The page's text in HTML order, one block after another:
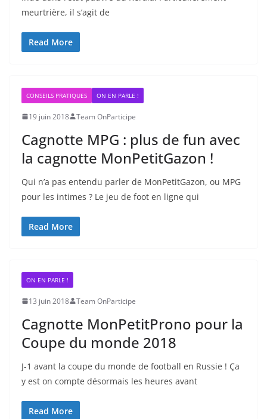
meurtrière, il s’agit de
Read More
CONSEILS PRATIQUES ON EN PARLE !
19 juin 2018 Team OnParticipe
Cagnotte MPG : plus de fun avec
la cagnotte MonPetitGazon !
Qui n’a pas entendu parler de MonPetitGazon, ou MPG
pour les intimes ? Le jeu de foot en ligne qui
Read More
ON EN PARLE !
13 juin 2018 Team OnParticipe
Cagnotte MonPetitProno pour la
Coupe du monde 2018
J-1 avant la coupe du monde de football en Russie ! Ça
y est on compte désormais les heures avant
Read More